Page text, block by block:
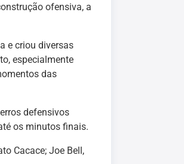
ofensiva, a
e criou diversas
especialmente
das
defensivos
os minutos finais.
Cacace; Joe Bell,